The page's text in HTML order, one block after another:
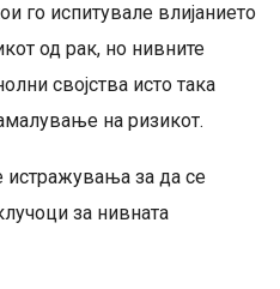
го испитувале влијанието
од рак, но нивните
својства исто така
на ризикот.
истражувања за да се
за нивната